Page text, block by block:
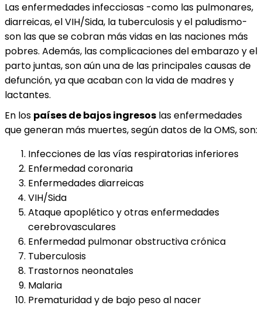
Las enfermedades infecciosas -como las pulmonares,
diarreicas, el VIH/Sida, la tuberculosis y el paludismo-
son las que se cobran más vidas en las naciones más
pobres. Además, las complicaciones del embarazo y el
parto juntas, son aún una de las principales causas de
defunción, ya que acaban con la vida de madres y
lactantes.
En los países de bajos ingresos las enfermedades
que generan más muertes, según datos de la OMS, son:
Infecciones de las vías respiratorias inferiores
Enfermedad coronaria
Enfermedades diarreicas
VIH/Sida
Ataque apoplético y otras enfermedades
cerebrovasculares
Enfermedad pulmonar obstructiva crónica
Tuberculosis
Trastornos neonatales
Malaria
Prematuridad y de bajo peso al nacer